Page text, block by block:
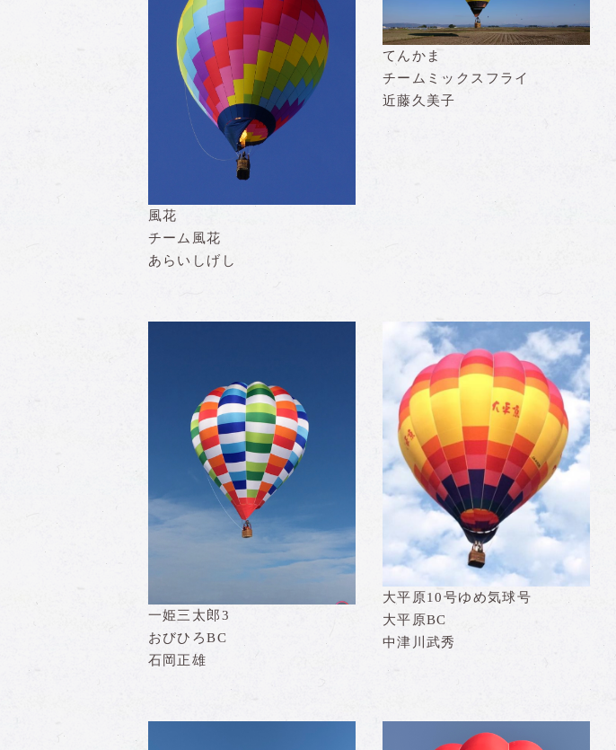
風花
チーム風花
あらいしげし
てんかま
チームミックスフライ
近藤久美子
一姫三太郎3
おびひろBC
石岡正雄
大平原10号ゆめ気球号
大平原BC
中津川武秀